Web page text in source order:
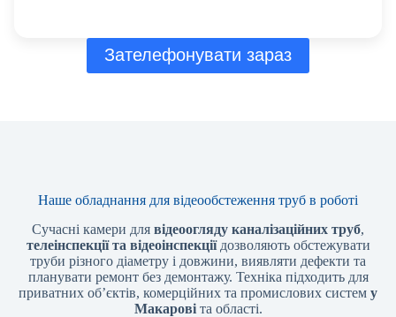
Зателефонувати зараз
Наше обладнання для відеообстеження труб в роботі
Сучасні камери для відеоогляду каналізаційних труб,
телеінспекції та відеоінспекціїдозволяють обстежувати
труби різного діаметру і довжини, виявляти дефекти та
планувати ремонт без демонтажу. Техніка підходить для
приватних об’єктів, комерційних та промислових систем у
Макаровіта області.